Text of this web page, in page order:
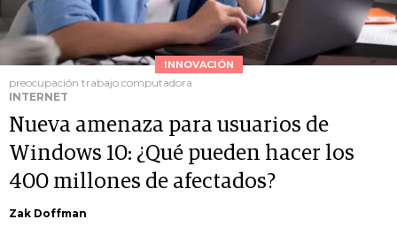
INNOVACIÓN
preocupación trabajo computadora
INTERNET
Nueva amenaza para usuarios de
Windows 10: ¿Qué pueden hacer los
400 millones de afectados?
Zak Doffman